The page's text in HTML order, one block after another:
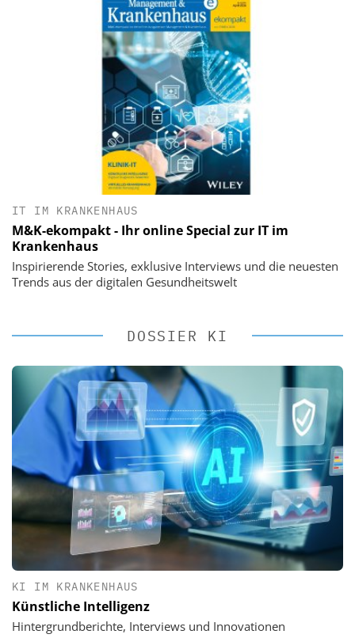
IT IM KRANKENHAUS
M&K-ekompakt - Ihr online Special zur IT im
Krankenhaus
Inspirierende Stories, exklusive Interviews und die neuesten
Trends aus der digitalen Gesundheitswelt
DOSSIER KI
KI IM KRANKENHAUS
Künstliche Intelligenz
Hintergrundberichte, Interviews und Innovationen